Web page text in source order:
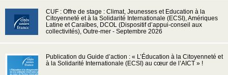
CUF : Offre de stage : Climat, Jeunesses et Education à la
Citoyenneté et à la Solidarité Internationale (ECSI), Amériques
Latine et Caraïbes, DCOL (Dispositif d’appui-conseil aux
collectivités), Outre-mer - Septembre 2026
Publication du Guide d’action : « L’Éducation à la Citoyenneté et
à la Solidarité Internationale (ECSI) au cœur de l’AICT » !